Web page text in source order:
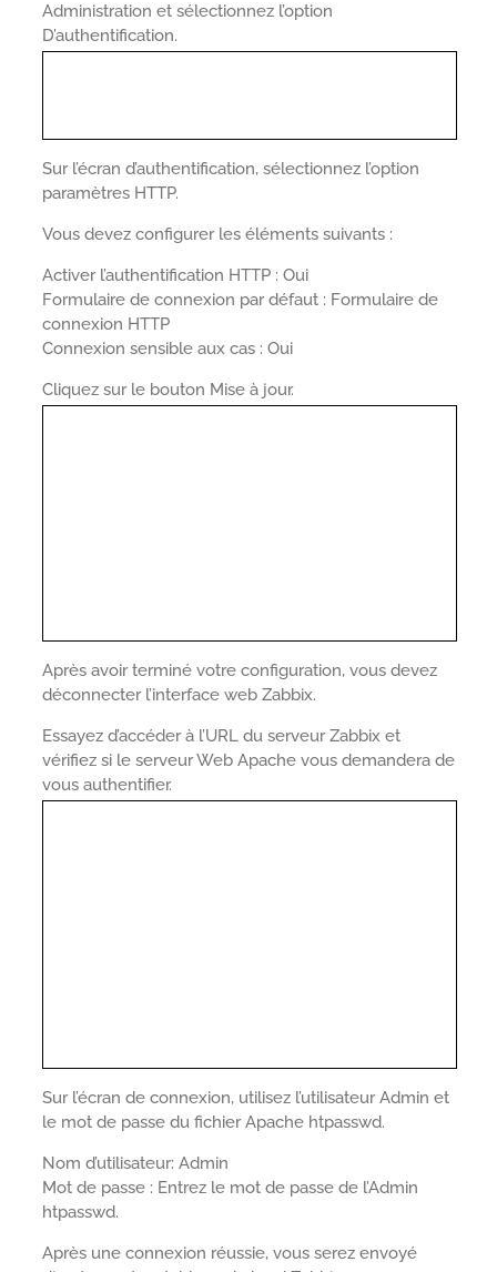
Administration et sélectionnez l’option
D’authentification.
Sur l’écran d’authentification, sélectionnez l’option
paramètres HTTP.
Vous devez configurer les éléments suivants :
Activer l’authentification HTTP : Oui
Formulaire de connexion par défaut : Formulaire de
connexion HTTP
Connexion sensible aux cas : Oui
Cliquez sur le bouton Mise à jour.
Après avoir terminé votre configuration, vous devez
déconnecter l’interface web Zabbix.
Essayez d’accéder à l’URL du serveur Zabbix et
vérifiez si le serveur Web Apache vous demandera de
vous authentifier.
Sur l’écran de connexion, utilisez l’utilisateur Admin et
le mot de passe du fichier Apache htpasswd.
Nom d’utilisateur: Admin
Mot de passe : Entrez le mot de passe de l’Admin
htpasswd.
Après une connexion réussie, vous serez envoyé